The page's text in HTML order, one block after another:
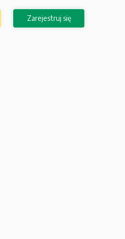
Zarejestruj się